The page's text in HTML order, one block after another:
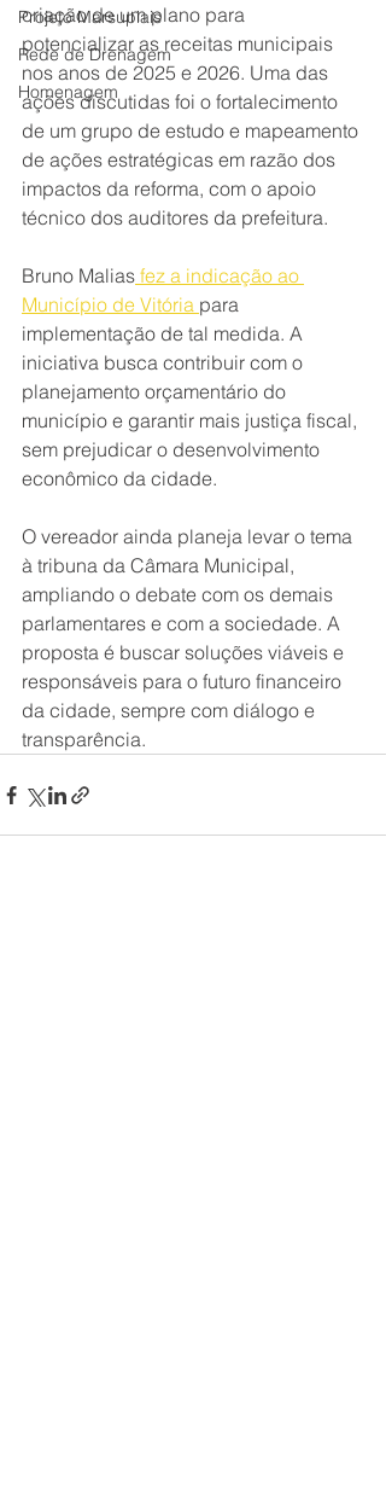
Projeto Marsupiais
Rede de Drenagem
Homenagem
criação de um plano para
potencializar as receitas municipais
nos anos de 2025 e 2026. Uma das
ações discutidas foi o fortalecimento
de um grupo de estudo e mapeamento
de ações estratégicas em razão dos
impactos da reforma, com o apoio
técnico dos auditores da prefeitura.
Bruno Malias fez a indicação ao
Município de Vitória para
implementação de tal medida. A
iniciativa busca contribuir com o
planejamento orçamentário do
município e garantir mais justiça fiscal,
sem prejudicar o desenvolvimento
econômico da cidade.
O vereador ainda planeja levar o tema
à tribuna da Câmara Municipal,
ampliando o debate com os demais
parlamentares e com a sociedade. A
proposta é buscar soluções viáveis e
responsáveis para o futuro financeiro
da cidade, sempre com diálogo e
transparência.